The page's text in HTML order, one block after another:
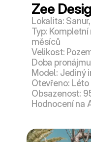
Zee
Lokalita:
Typ:
měsíců
Velikost:
Doba
Model: Jediný
Otevřeno:
Obsazenost:
Hodnocení na